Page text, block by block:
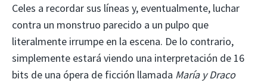
Celes a recordar sus líneas y, eventualmente, luchar
contra un monstruo parecido a un pulpo que
literalmente irrumpe en la escena. De lo contrario,
simplemente estará viendo una interpretación de 16
bits de una ópera de ficción llamada María y Draco